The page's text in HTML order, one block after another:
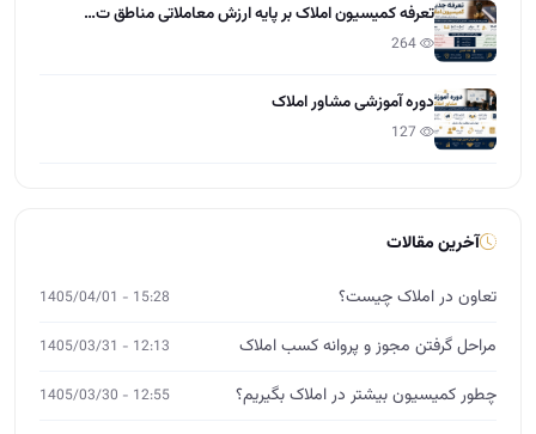
تعرفه کمیسیون املاک بر پایه ارزش معاملاتی مناطق ت…
دوره آموزشی مشاور املاک
آخرین مقالات
تعاون در املاک چیست؟ 15:28 - 1405/04/01
مراحل گرفتن مجوز و پروانه کسب املاک 12:13 - 1405/03/31
چطور کمیسیون بیشتر در املاک بگیریم؟ 12:55 - 1405/03/30